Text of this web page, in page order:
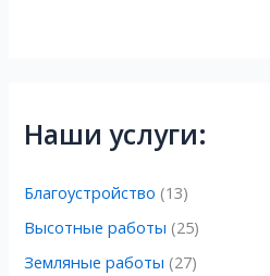
Наши услуги:
Благоустройство (13)
Высотные работы (25)
Земляные работы (27)